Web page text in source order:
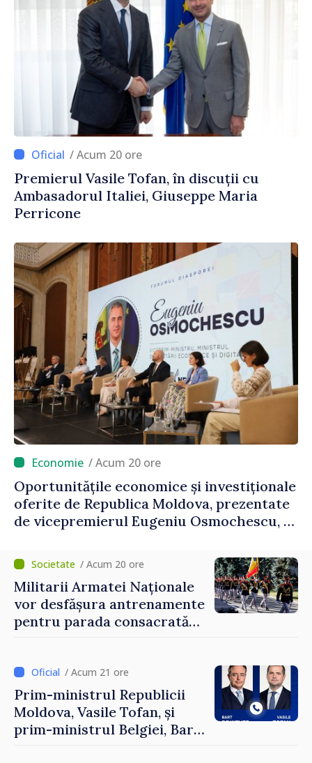
/ Acum 20 ore
Premierul Vasile Tofan, în discuții cu
Ambasadorul Italiei, Giuseppe Maria
Perricone
/ Acum 20 ore
Oportunitățile economice și investiționale
oferite de Republica Moldova, prezentate
de vicepremierul Eugeniu Osmochescu, la
/ Acum 20 ore
Militarii Armatei Naționale
vor desfășura antrenamente
pentru parada consacrată
/ Acum 21 ore
Prim-ministrul Republicii
Moldova, Vasile Tofan, și
prim-ministrul Belgiei, Bart